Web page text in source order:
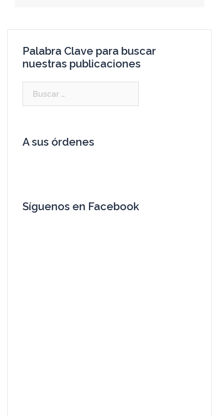
Palabra Clave para buscar
nuestras publicaciones
A sus órdenes
Síguenos en Facebook